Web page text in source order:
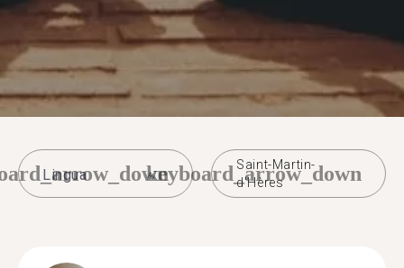
Saint-Martin-
d'Hères
keyboard_arrow_down